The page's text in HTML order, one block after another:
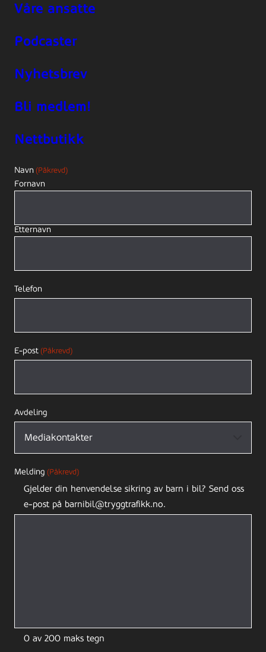
Våre ansatte
Podcaster
Nyhetsbrev
Bli medlem!
Nettbutikk
Navn (Påkrevd)
Fornavn
Etternavn
Telefon
E-post (Påkrevd)
Avdeling
Melding (Påkrevd)
Gjelder din henvendelse sikring av barn i bil? Send oss
e-post på barnibil@tryggtrafikk.no.
0 av 200 maks tegn